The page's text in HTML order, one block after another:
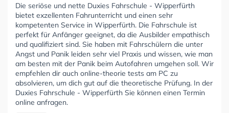
Die seriöse und nette Duxies Fahrschule - Wipperfürth
bietet exzellenten Fahrunterricht und einen sehr
kompetenten Service in Wipperfürth. Die Fahrschule ist
perfekt für Anfänger geeignet, da die Ausbilder empathisch
und qualifiziert sind. Sie haben mit Fahrschülern die unter
Angst und Panik leiden sehr viel Praxis und wissen, wie man
am besten mit der Panik beim Autofahren umgehen soll. Wir
empfehlen dir auch online-theorie tests am PC zu
absolvieren, um dich gut auf die theoretische Prüfung. In der
Duxies Fahrschule - Wipperfürth Sie können einen Termin
online anfragen.